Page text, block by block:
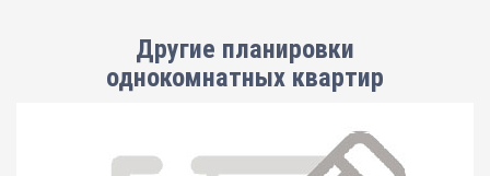
Другие планировки
однокомнатных квартир